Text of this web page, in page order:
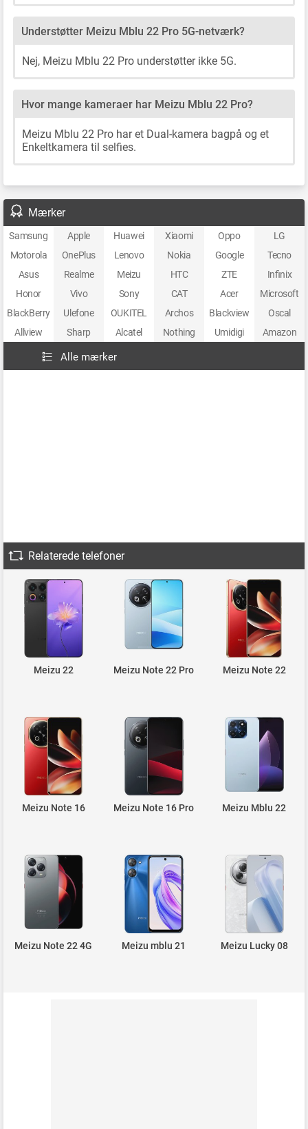
Understøtter Meizu Mblu 22 Pro 5G-netværk?
Nej, Meizu Mblu 22 Pro understøtter ikke 5G.
Hvor mange kameraer har Meizu Mblu 22 Pro?
Meizu Mblu 22 Pro har et Dual-kamera bagpå og et
Enkeltkamera til selfies.
Mærker
Samsung Apple Huawei Xiaomi Oppo
LG
Motorola
OnePlus Lenovo Nokia Google
Tecno
Asus
Realme Meizu HTC ZTE
Infinix
Honor
Vivo Sony CAT Acer
Microsoft
BlackBerry
Ulefone OUKITEL Archos Blackview
Oscal
Allview
Sharp Alcatel Nothing Umidigi Amazon
Alle mærker
Relaterede telefoner
Meizu 22 Meizu Note 22 Pro Meizu Note 22
Meizu Note 16 Meizu Note 16 Pro Meizu Mblu 22
Meizu Note 22 4G Meizu mblu 21 Meizu Lucky 08